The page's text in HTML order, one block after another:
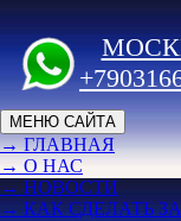
МЕНЮ САЙТА
→ ГЛАВНАЯ
→ О НАС
→ НОВОСТИ
→ КАК СДЕЛАТЬ